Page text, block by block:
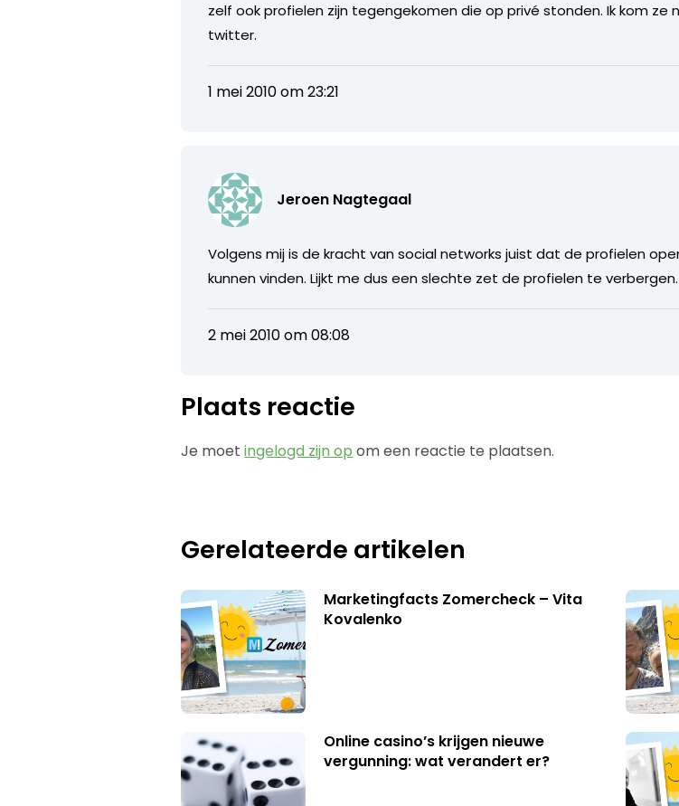
zelf ook profielen zijn tegengekomen die op privé stonden. Ik kom
twitter.
1 mei 2010 om 23:21
Jeroen Nagtegaal
Volgens mij is de kracht van social networks juist dat de profielen
kunnen vinden. Lijkt me dus een slechte zet de profielen te verbergen.
2 mei 2010 om 08:08
Plaats reactie
Je moetingelogd zijn op om een reactie te plaatsen.
Gerelateerde artikelen
Marketingfacts Zomercheck – Vita
Kovalenko
Online casino’s krijgen nieuwe
vergunning: wat verandert er?